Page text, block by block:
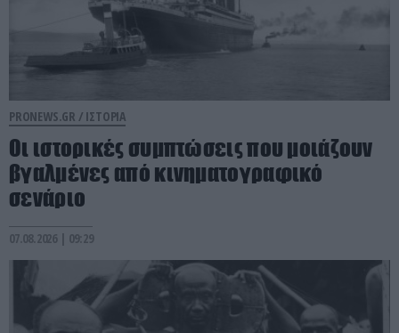
PRONEWS.GR / ΙΣΤΟΡΙΑ
Οι ιστορικές συμπτώσεις που μοιάζουν
βγαλμένες από κινηματογραφικό
σενάριο
07.08.2026 | 09:29